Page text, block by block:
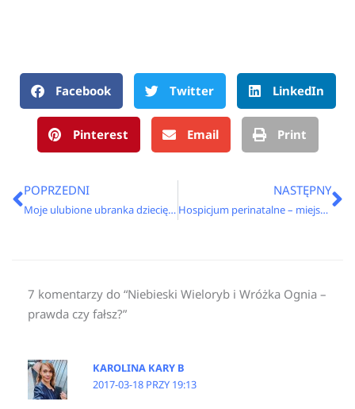
Facebook Twitter LinkedIn
Pinterest Email Print
Prev
POPRZEDNI
Moje ulubione ubranka dziecięce
NASTĘPNY
Hospicjum perinatalne – miejsce wzruszających powitań i trudnych pożegnań
7 komentarzy do “Niebieski Wieloryb i Wróżka Ognia –
prawda czy fałsz?”
KAROLINA KARY B
2017-03-18 PRZY 19:13